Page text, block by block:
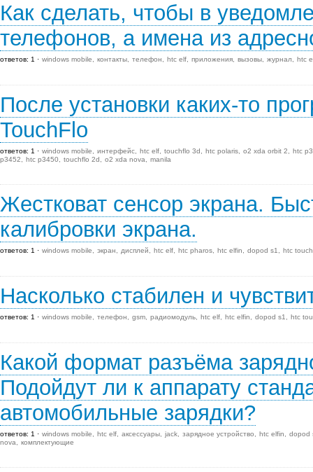
Как сделать, чтобы в
телефонов, а имена из
ответов: 1 windows mobile контакты телефон htc elf приложения вызовы журнал htc
После установки каких-то
TouchFlo
ответов: 1 windows mobile интерфейс htc elf touchflo 3d htc polaris o2 xda orbit 2
htc
p3452
htc p3450 touchflo 2d o2 xda nova manila
Жестковат сенсор экрана.
калибровки экрана.
ответов: 1 windows mobile экран дисплей htc elf htc pharos htc elfin dopod s1 htc touch
Насколько стабилен и
ответов: 1 windows mobile телефон gsm радиомодуль htc elf htc elfin dopod s1 htc
Какой формат разъёма
Подойдут ли к аппарату
автомобильные зарядки?
ответов: 1 windows mobile htc elf аксессуары jack зарядное устройство htc elfin
dopod
nova
комплектующие